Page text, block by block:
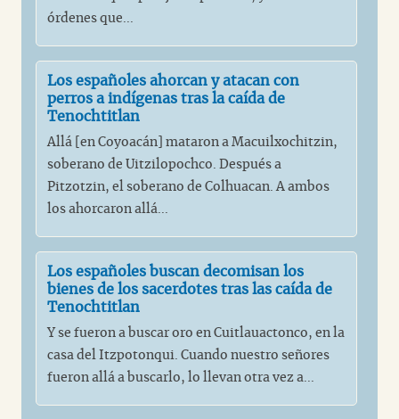
órdenes que...
Los españoles ahorcan y atacan con
perros a indígenas tras la caída de
Tenochtitlan
Allá [en Coyoacán] mataron a Macuilxochitzin,
soberano de Uitzilopochco. Después a
Pitzotzin, el soberano de Colhuacan. A ambos
los ahorcaron allá...
Los españoles buscan decomisan los
bienes de los sacerdotes tras las caída de
Tenochtitlan
Y se fueron a buscar oro en Cuitlauactonco, en la
casa del Itzpotonqui. Cuando nuestro señores
fueron allá a buscarlo, lo llevan otra vez a...